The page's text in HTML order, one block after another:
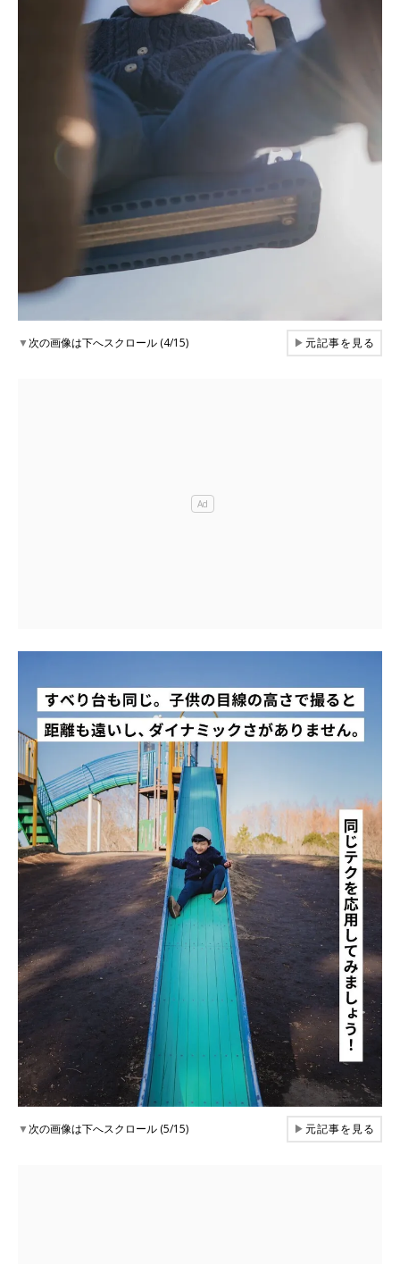
▼次の画像は下へスクロール (4/15) ▶元記事を見る
▼次の画像は下へスクロール (5/15) ▶元記事を見る